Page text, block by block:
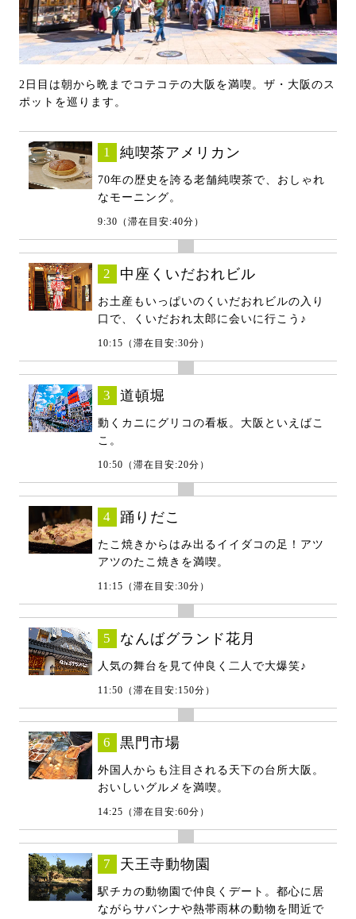
2日目は朝から晩までコテコテの大阪を満喫。ザ・大阪のス
ポットを巡ります。
1 純喫茶アメリカン
70年の歴史を誇る老舗純喫茶で、おしゃれ
なモーニング。
9:30（滞在目安:40分）
2 中座くいだおれビル
お土産もいっぱいのくいだおれビルの入り
口で、くいだおれ太郎に会いに行こう♪
10:15（滞在目安:30分）
3 道頓堀
動くカニにグリコの看板。大阪といえばこ
こ。
10:50（滞在目安:20分）
4 踊りだこ
たこ焼きからはみ出るイイダコの足！アツ
アツのたこ焼きを満喫。
11:15（滞在目安:30分）
5 なんばグランド花月
人気の舞台を見て仲良く二人で大爆笑♪
11:50（滞在目安:150分）
6 黒門市場
外国人からも注目される天下の台所大阪。
おいしいグルメを満喫。
14:25（滞在目安:60分）
7 天王寺動物園
駅チカの動物園で仲良くデート。都心に居
ながらサバンナや熱帯雨林の動物を間近で